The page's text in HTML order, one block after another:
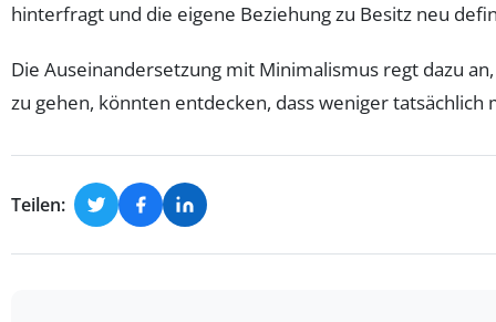
hinterfragt und die eigene Beziehung zu Besitz neu
Die Auseinandersetzung mit Minimalismus regt dazu
zu gehen, könnten entdecken, dass weniger tatsächlich
Teilen: